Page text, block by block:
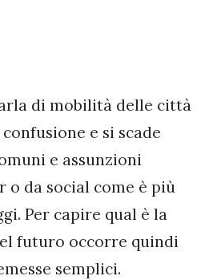
di mobilità delle città
e si scade
e assunzioni
o da social come è più
Per capire qual è la
futuro occorre quindi
semplici.